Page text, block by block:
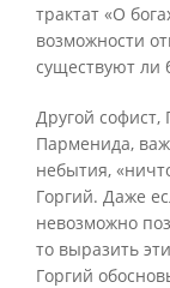
трактат «О
возможности
существуют ли
Другой софист,
Парменида,
небытия,
Горгий. Даже
невозможно
то выразить
Горгий